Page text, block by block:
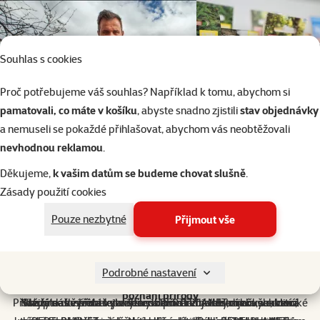
Souhlas s cookies
Proč potřebujeme váš souhlas? Například k tomu, abychom si
pamatovali, co máte v košíku, abyste snadno zjistilistav objednávky
a nemuseli se pokaždé přihlašovat, abychom vás neobtěžovali
nevhodnou reklamou.
Děkujeme,k vašim datům se budeme chovat slušně.
Zásady použití cookies
Pouze nezbytné
Přijmout vše
Podrobné nastavení
značka
REPTI PLANET – Kousek přírody u vás doma
Vstupte do světa teraristiky s REPTI PLANET, značkou, která
Široký sortiment pro Váš terarijní chov
Každý náš výrobek je výsledkem dlouholetých zkušeností a
Procestovali jsme svět, abychom vám přinesli skutečné
poznání přírody
Inspirace přírodou a její ochrana
Na základě těchto zkušeností přinášíme terarijní vybavení,
Ověřené informace od odborníků
Snažíme se přinášet odborné a ověřené informace, vedoucí
Nature in every home
Přidejte se k nám a vytvořte si doma svůj vlastní kousek divoké